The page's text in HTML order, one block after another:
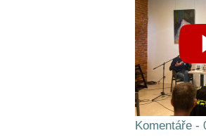
Komentáře -